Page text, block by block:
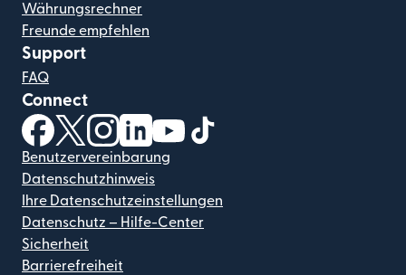
Währungsrechner
Freunde empfehlen
Support
FAQ
Connect
(wird in einem neuen Fenster geöffnet)
(wird in einem neuen Fenster geöffnet)
(wird in einem neuen Fenster geöffnet)
(wird in einem neuen Fenster geöffnet)
(wird in einem neuen Fenster
Benutzervereinbarung
Datenschutzhinweis
Ihre Datenschutzeinstellungen
Datenschutz – Hilfe-Center
Sicherheit
Barrierefreiheit